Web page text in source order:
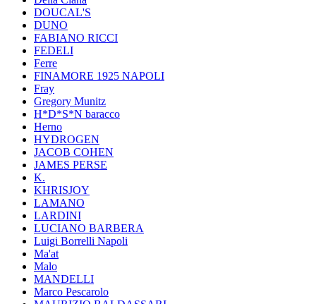
DOUCAL'S
DUNO
FABIANO RICCI
FEDELI
Ferre
FINAMORE 1925 NAPOLI
Fray
Gregory Munitz
H*D*S*N baracco
Herno
HYDROGEN
JACOB COHEN
JAMES PERSE
K.
KHRISJOY
LAMANO
LARDINI
LUCIANO BARBERA
Luigi Borrelli Napoli
Ma'at
Malo
MANDELLI
Marco Pescarolo